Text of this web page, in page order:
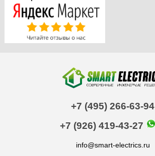
+7 (495) 266-63-94
+7 (926) 419-43-27
info@smart-electrics.ru